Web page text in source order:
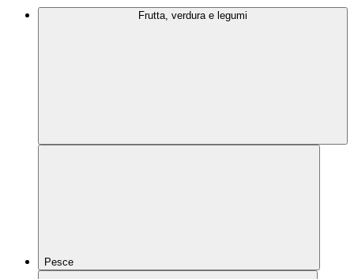
Frutta, verdura e legumi
Pesce